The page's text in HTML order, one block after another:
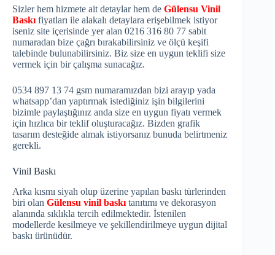
Sizler hem hizmete ait detaylar hem de Gülensu Vinil
Baskı fiyatları ile alakalı detaylara erişebilmek istiyor
iseniz site içerisinde yer alan 0216 316 80 77 sabit
numaradan bize çağrı bırakabilirsiniz ve ölçü keşifi
talebinde bulunabilirsiniz. Biz size en uygun teklifi size
vermek için bir çalışma sunacağız.
0534 897 13 74 gsm numaramızdan bizi arayıp yada
whatsapp’dan yaptırmak istediğiniz işin bilgilerini
bizimle paylaştığınız anda size en uygun fiyatı vermek
için hızlıca bir teklif oluşturacağız. Bizden grafik
tasarım desteğide almak istiyorsanız bunuda belirtmeniz
gerekli.
Vinil Baskı
Arka kısmı siyah olup üzerine yapılan baskı türlerinden
biri olan Gülensu vinil baskı tanıtımı ve dekorasyon
alanında sıklıkla tercih edilmektedir. İstenilen
modellerde kesilmeye ve şekillendirilmeye uygun dijital
baskı ürünüdür.